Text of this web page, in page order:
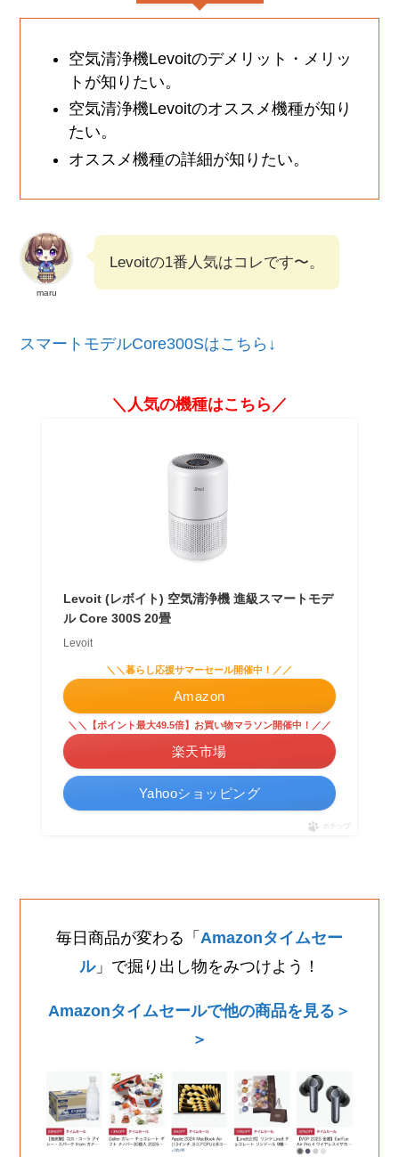
空気清浄機Levoitのデメリット・メリッ
トが知りたい。
空気清浄機Levoitのオススメ機種が知り
たい。
オススメ機種の詳細が知りたい。
maru
Levoitの1番人気はコレです〜。
スマートモデルCore300Sはこちら↓
＼人気の機種はこちら／
Levoit (レボイト) 空気清浄機 進級スマートモデ
ル Core 300S 20畳
Levoit
＼＼暮らし応援サマーセール開催中！／／
Amazon
＼＼【ポイント最大49.5倍】お買い物マラソン開催中！／／
楽天市場
Yahooショッピング
ポチップ
毎日商品が変わる「 Amazonタイムセー
ル」で掘り出し物をみつけよう！
Amazonタイムセールで他の商品を見る＞
＞